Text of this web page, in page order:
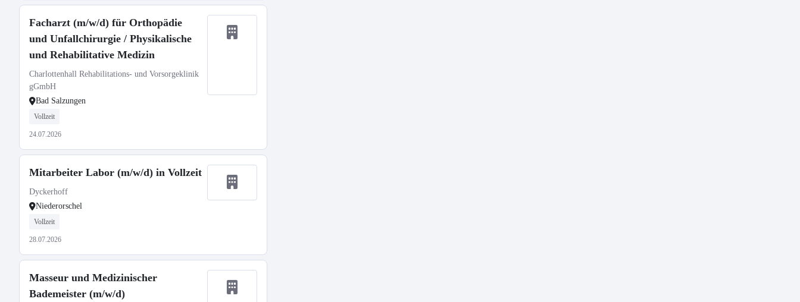
Facharzt (m/w/d) für Orthopädie
und Unfallchirurgie / Physikalische
und Rehabilitative Medizin
Charlottenhall Rehabilitations- und Vorsorgeklinik
gGmbH
Bad Salzungen
Vollzeit
24.07.2026
Mitarbeiter Labor (m/w/d) in Vollzeit
Dyckerhoff
Niederorschel
Vollzeit
28.07.2026
Masseur und Medizinischer
Bademeister (m/w/d)